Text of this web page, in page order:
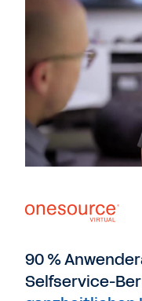
90 %
Selfservice-